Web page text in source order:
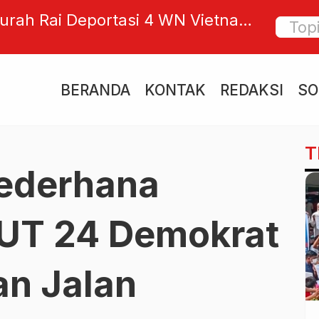
Rai Deportasi 4 WN Vietnam
DKLH
BERANDA KONTAK REDAKSI
24 Demokrat
Jalan